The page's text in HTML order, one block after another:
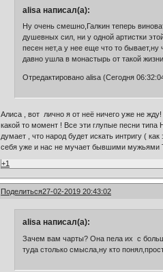
alisa написал(а):
Ну очень смешно,Галкин теперь
душевных сил, ни у одной артистки
песен нет,а у нее еще что то
давно ушла в монастырь от такой
Отредактировано alisa (Сегодня
Алиса , вот лично я от неё ничего уже не
какой то момент ! Все эти глупые песни
думает , что народ будет искать интригу (
себя уже и нас не мучает бывшими мужьями
+1
Поделиться27-02-2019 20:43:02
alisa написал(а):
Зачем вам чарты? Она пела их с
туда столько смысла,ну кто